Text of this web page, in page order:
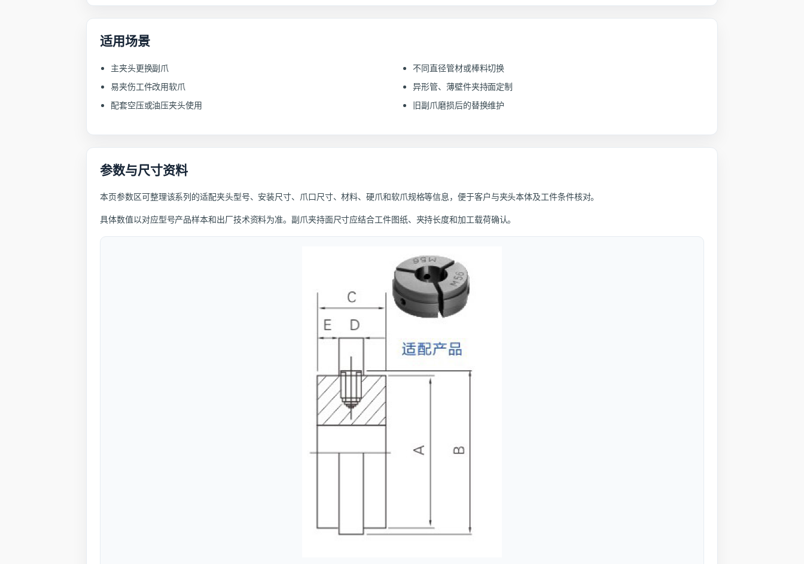
适用场景
主夹头更换副爪
不同直径管材或棒料切换
易夹伤工件改用软爪
异形管、薄壁件夹持面定制
配套空压或油压夹头使用
旧副爪磨损后的替换维护
参数与尺寸资料
本页参数区可整理该系列的适配夹头型号、安装尺寸、爪口尺寸、材料、硬爪和软爪规格等信息，便于客户与夹头本体及工件条件核对。
具体数值以对应型号产品样本和出厂技术资料为准。副爪夹持面尺寸应结合工件图纸、夹持长度和加工载荷确认。